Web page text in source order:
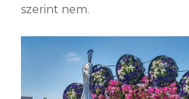
szerint nem.